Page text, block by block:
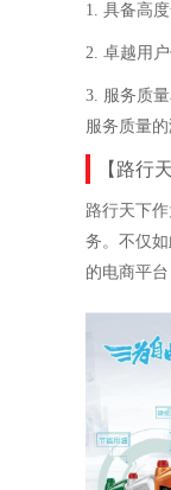
1. 具备高
2. 卓越用
3. 服务质
服务质量的
【路行
路行天下
务。不仅
的电商平